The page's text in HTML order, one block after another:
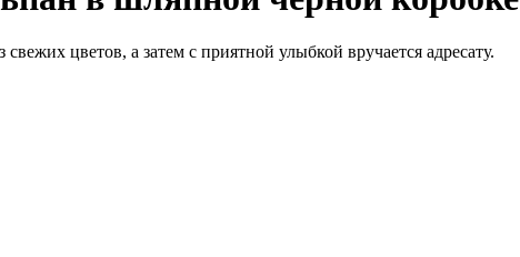
цветов, а затем с приятной улыбкой вручается адресату.